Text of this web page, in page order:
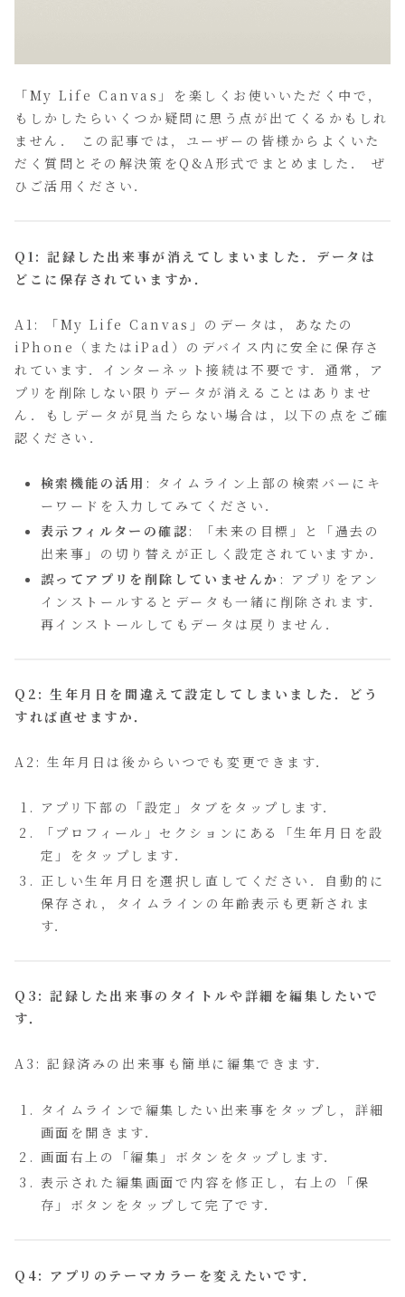
「My Life Canvas」を楽しくお使いいただく中で，
もしかしたらいくつか疑問に思う点が出てくるかもしれ
ません． この記事では，ユーザーの皆様からよくいた
だく質問とその解決策をQ&A形式でまとめました． ぜ
ひご活用ください．
Q1: 記録した出来事が消えてしまいました．データは
どこに保存されていますか．
A1: 「My Life Canvas」のデータは，あなたの
iPhone（またはiPad）のデバイス内に安全に保存さ
れています．インターネット接続は不要です．通常，ア
プリを削除しない限りデータが消えることはありませ
ん．もしデータが見当たらない場合は，以下の点をご確
認ください．
検索機能の活用 : タイムライン上部の検索バーにキ
ーワードを入力してみてください．
表示フィルターの確認 : 「未来の目標」と「過去の
出来事」の切り替えが正しく設定されていますか．
誤ってアプリを削除していませんか : アプリをアン
インストールするとデータも一緒に削除されます．
再インストールしてもデータは戻りません．
Q2: 生年月日を間違えて設定してしまいました．どう
すれば直せますか．
A2: 生年月日は後からいつでも変更できます．
アプリ下部の「設定」タブをタップします．
「プロフィール」セクションにある「生年月日を設
定」をタップします．
正しい生年月日を選択し直してください．自動的に
保存され，タイムラインの年齢表示も更新されま
す．
Q3: 記録した出来事のタイトルや詳細を編集したいで
す．
A3: 記録済みの出来事も簡単に編集できます．
タイムラインで編集したい出来事をタップし，詳細
画面を開きます．
画面右上の「編集」ボタンをタップします．
表示された編集画面で内容を修正し，右上の「保
存」ボタンをタップして完了です．
Q4: アプリのテーマカラーを変えたいです．